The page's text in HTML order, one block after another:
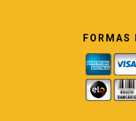
FORMAS